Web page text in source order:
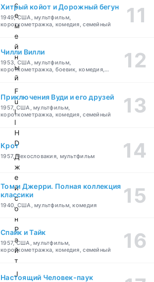
с
е
м
е
й
н
ы
й
F
u
l
l
H
D
Д
ж
е
й
с
о
н
Р
а
й
т
J
Хитрый койот и Дорожный бегун
1949, США, мультфильм,
короткометражка, комедия, семейный
Чилли Вилли
1953, США, мультфильм,
короткометражка, боевик, комедия,
приключения, семейный
Приключения Вуди и его друзей
1957, США, мультфильм,
короткометражка, комедия, семейный
Крот
1957, Чехословакия, мультфильм
Том и Джерри. Полная коллекция
классики
1940, США, мультфильм, комедия
Спайк и Тайк
1957, США, мультфильм,
короткометражка, комедия, семейный
Настоящий Человек-паук